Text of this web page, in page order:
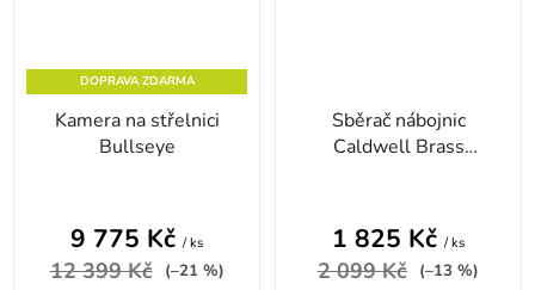
DOPRAVA ZDARMA
Kamera na střelnici
Bullseye
9 775 Kč / ks
12 399 Kč (–21 %)
Sběrač nábojnic
Caldwell Brass
1 825 Kč / ks
2 099 Kč (–13 %)